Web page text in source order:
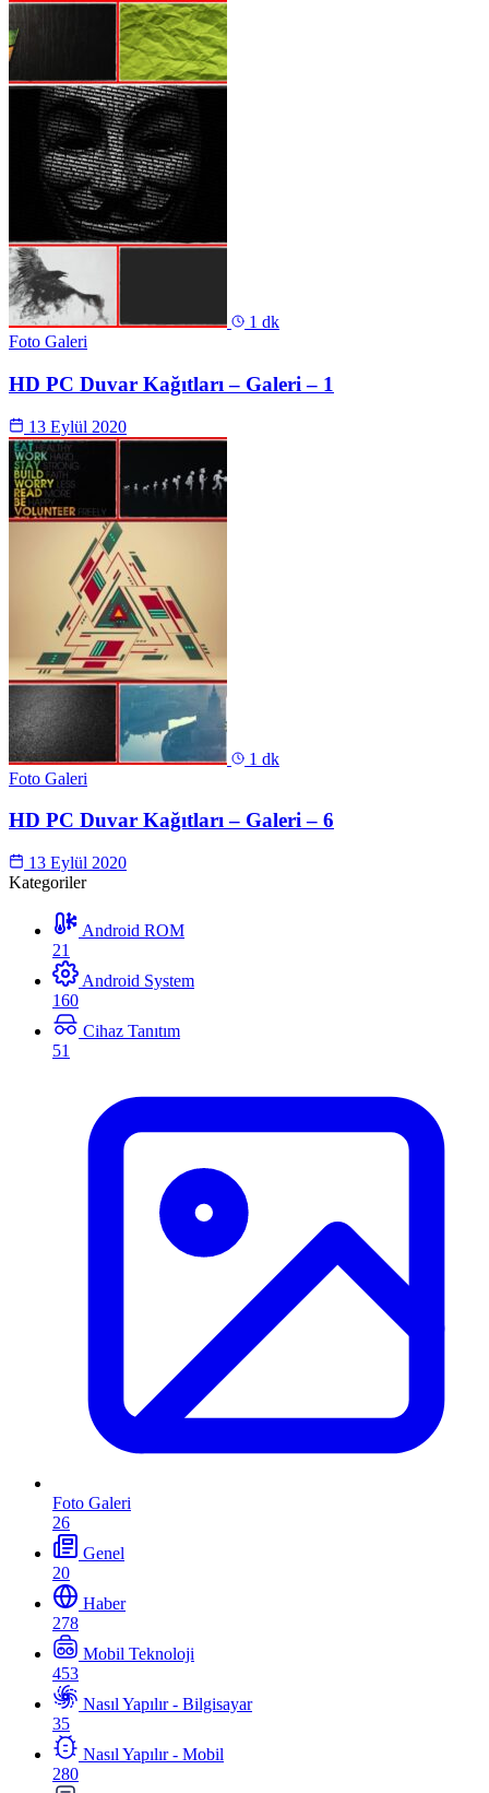
1 dk
Foto Galeri
HD PC Duvar Kağıtları – Galeri – 1
13 Eylül 2020
1 dk
Foto Galeri
HD PC Duvar Kağıtları – Galeri – 6
13 Eylül 2020
Kategoriler
Android ROM
21
Android System
160
Cihaz Tanıtım
51
Foto Galeri
26
Genel
20
Haber
278
Mobil Teknoloji
453
Nasıl Yapılır - Bilgisayar
35
Nasıl Yapılır - Mobil
280